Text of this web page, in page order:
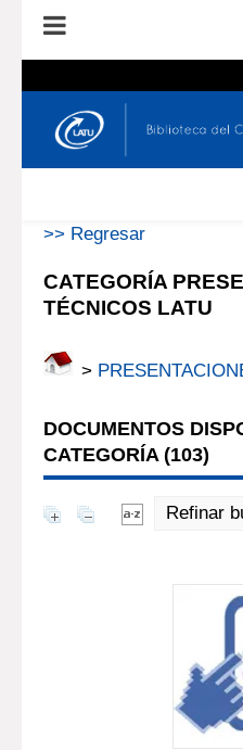
En el
>> Regresar
CATEGORÍA
TÉCNICOS LATU
>
DOCUMENTOS
CATEGORÍA (103)
Refinar